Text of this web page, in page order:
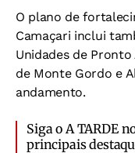
O plano de
Camaçari inclui
Unidades de
de Monte Gordo e
andamento.
Siga o A TARDE
principais